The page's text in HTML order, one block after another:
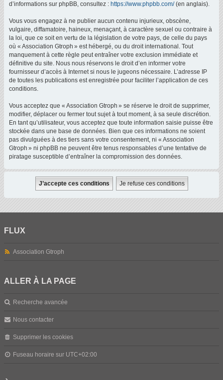
d’informations sur phpBB, consultez : https://www.phpbb.com/(en anglais).
Vous vous engagez à ne publier aucun contenu injurieux, obscène,
vulgaire, diffamatoire, haineux, menaçant, à caractère sexuel ou contraire à
la loi, que ce soit en vertu de la législation de votre pays, de celle du pays
où « Association Gtroph » est hébergé, ou du droit international. Tout
manquement à cette règle peut entraîner votre exclusion immédiate et
définitive du site. Nous nous réservons le droit d’en informer votre
fournisseur d’accès à Internet si nous le jugeons nécessaire. L’adresse IP
de toutes les publications est enregistrée pour faciliter l’application de ces
conditions.
Vous acceptez que « Association Gtroph » se réserve le droit de supprimer,
modifier, déplacer ou fermer tout sujet à tout moment, à sa seule discrétion.
En tant qu’utilisateur, vous acceptez que toute information saisie puisse être
stockée dans une base de données. Bien que ces informations ne soient
pas divulguées à des tiers sans votre consentement, ni « Association
Gtroph » ni phpBB ne peuvent être tenus responsables d’une tentative de
piratage susceptible d’entraîner la compromission des données.
FLUX
Association Gtroph
ALLER À LA PAGE
Recherche avancée
Nous contacter
Supprimer les cookies
Fuseau horaire sur UTC+02:00